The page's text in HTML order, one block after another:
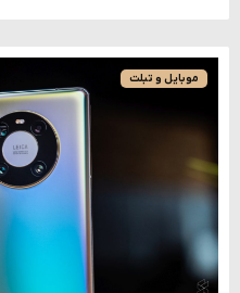
موبایل و تبلت